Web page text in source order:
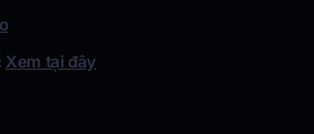
Xem tại đây